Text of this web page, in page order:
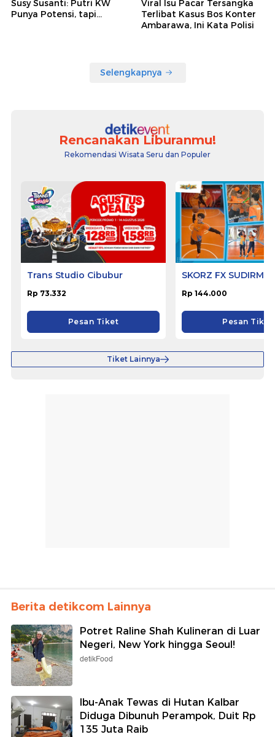
Susy Susanti: Putri KW
Punya Potensi, tapi...
Viral Isu Pacar Tersangka
Terlibat Kasus Bos Konter
Ambarawa, Ini Kata Polisi
Selengkapnya
Rencanakan Liburanmu!
Rekomendasi Wisata Seru dan Populer
Trans Studio Cibubur
Rp 73.332
Pesan Tiket
SKORZ FX
Rp 144.000
Pesan Tiket
Tiket Lainnya
Berita detikcom Lainnya
Potret Raline Shah Kulineran di Luar
Negeri, New York hingga Seoul!
detikFood
Ibu-Anak Tewas di Hutan Kalbar
Diduga Dibunuh Perampok, Duit Rp
135 Juta Raib